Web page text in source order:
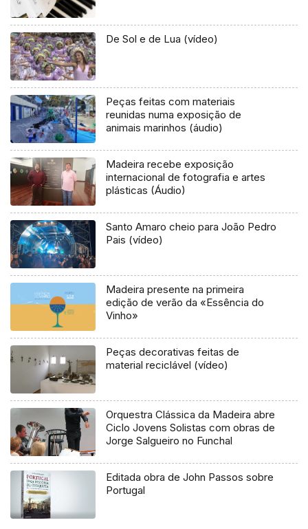
De Sol e de Lua (vídeo)
Peças feitas com materiais
reunidas numa exposição de
animais marinhos (áudio)
Madeira recebe exposição
internacional de fotografia e artes
plásticas (Áudio)
Santo Amaro cheio para João Pedro
Pais (vídeo)
Madeira presente na primeira
edição de verão da «Essência do
Vinho»
Peças decorativas feitas de
material reciclável (vídeo)
Orquestra Clássica da Madeira abre
Ciclo Jovens Solistas com obras de
Jorge Salgueiro no Funchal
Editada obra de John Passos sobre
Portugal